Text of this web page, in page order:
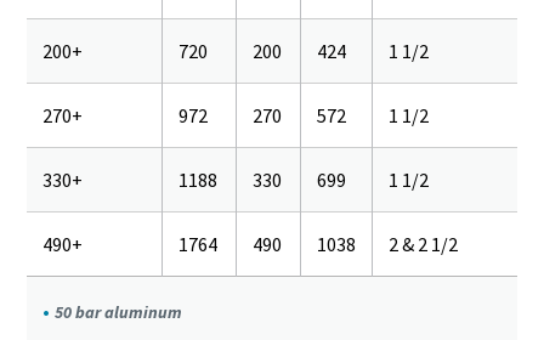
200+ 720 200 424 1 1/2
270+ 972 270 572 1 1/2
330+ 1188 330 699 1 1/2
490+ 1764 490 1038 2 & 2 1/2
50 bar aluminum